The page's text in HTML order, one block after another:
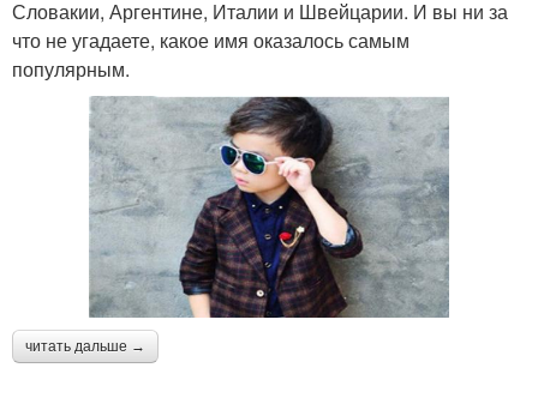
Словакии, Аргентине, Италии и Швейцарии. И вы ни за
что не угадаете, какое имя оказалось самым
популярным.
читать дальше →